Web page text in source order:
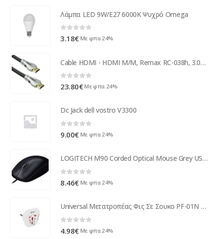
Λάμπα LED 9W/E27 6000K Ψυχρό Omega
0 out of 5
3.18€ Με φπα 24%
Cable HDMI - HDMI M/M, Remax RC-038h, 3.0m, Braided - 18283
0 out of 5
23.80€ Με φπα 24%
Dc Jack dell vostro V3300
0 out of 5
9.00€ Με φπα 24%
LOGITECH M90 Corded Optical Mouse Grey USB EWR2 910-001793
0 out of 5
8.46€ Με φπα 24%
Universal Μετατροπέας Φις Σε Σουκο PF-01N με προστασία ( 30522 )
4.98€ Με φπα 24%